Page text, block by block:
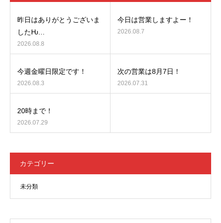
昨日はありがとうございま
したǶ…
2026.08.8
今日は営業しますよー！
2026.08.7
今週金曜日限定です！
2026.08.3
次の営業は8月7日！
2026.07.31
20時まで！
2026.07.29
カテゴリー
未分類